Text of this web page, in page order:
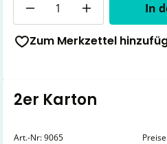
In
Zum Merkzettel
2er Karton
Art.-Nr:9065